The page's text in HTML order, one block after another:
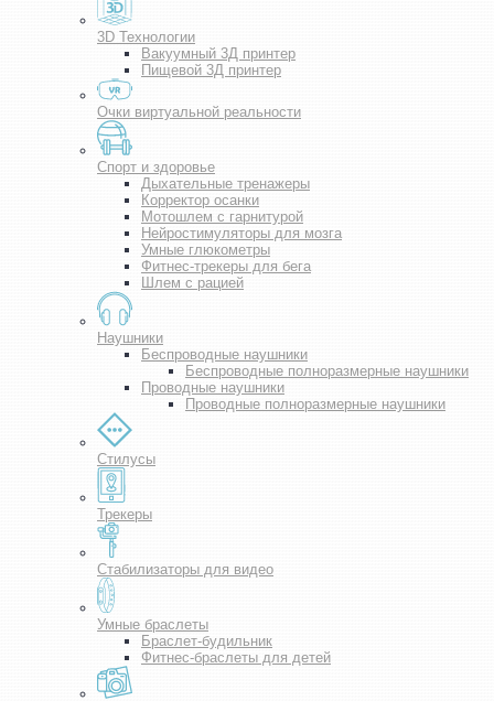
3D Технологии
Вакуумный 3Д принтер
Пищевой 3Д принтер
Очки виртуальной реальности
Спорт и здоровье
Дыхательные тренажеры
Корректор осанки
Мотошлем с гарнитурой
Нейростимуляторы для мозга
Умные глюкометры
Фитнес-трекеры для бега
Шлем с рацией
Наушники
Беспроводные наушники
Беспроводные полноразмерные наушники
Проводные наушники
Проводные полноразмерные наушники
Стилусы
Трекеры
Стабилизаторы для видео
Умные браслеты
Браслет-будильник
Фитнес-браслеты для детей